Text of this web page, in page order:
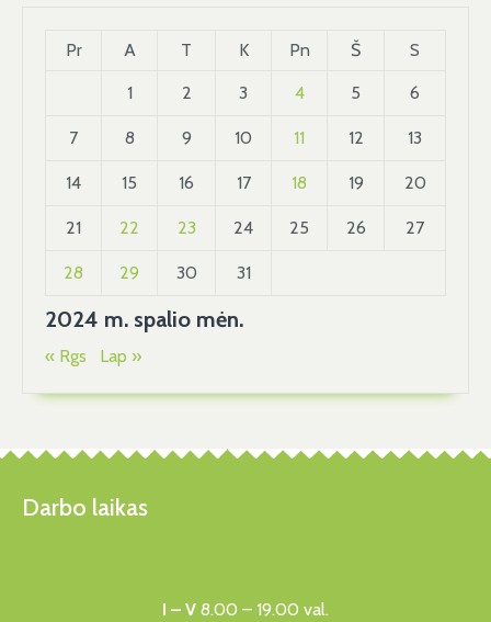
2024 m. spalio mėn.
Pr A T K Pn Š S
1 2 3 4 5 6
7 8 9 10 11 12 13
14 15 16 17 18 19 20
21 22 23 24 25 26 27
28 29 30 31
« Rgs Lap »
Darbo laikas
I – V 8.00 – 19.00 val.